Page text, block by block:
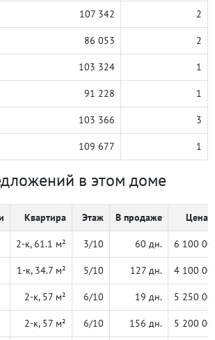
107 342 2
86 053 2
103 324 1
91 228 1
103 366 3
109 677 1
в этом доме
Квартира Этаж В продаже Цена,
2-к, 61.1 м² 3/10 60 дн. 6 100
1-к, 34.7 м² 5/10 127 дн. 4 100
2-к, 57 м² 6/10 19 дн. 5 250
2-к, 57 м² 6/10 156 дн. 5 200